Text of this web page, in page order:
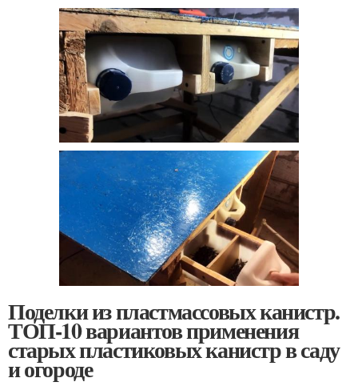
Поделки из пластмассовых канистр.
ТОП-10 вариантов применения
старых пластиковых канистр в саду
и огороде